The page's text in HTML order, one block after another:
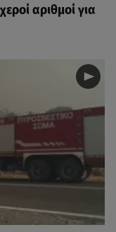
αριθμοί για